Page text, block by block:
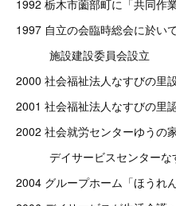
1992 栃木市薗部町に「共同作
1997 自立の会臨時総会に於い
施設建設委員会設立
2000 社会福祉法人なすびの里
2001 社会福祉法人なすびの里
2002 社会就労センターゆうの
デイサービスセンターな
2004 グループホーム「ほうれ